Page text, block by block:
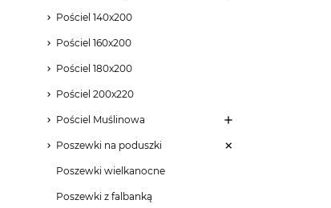
Pościel 140x200
Pościel 160x200
Pościel 180x200
Pościel 200x220
Pościel Muślinowa
Poszewki na poduszki
Poszewki wielkanocne
Poszewki z falbanką